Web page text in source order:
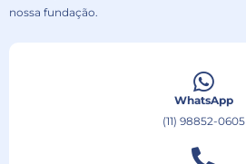
nossa fundação.
WhatsApp
(11) 98852-0605